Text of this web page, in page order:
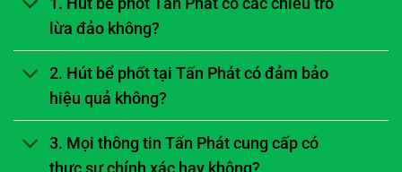
lừa đảo không?
2. Hút bể phốt tại Tấn Phát có đảm bảo
hiệu quả không?
3. Mọi thông tin Tấn Phát cung cấp có
thực sự chính xác hay không?